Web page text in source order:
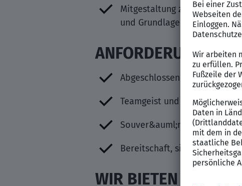
Mitgestaltung
und Grundlagen
ANFORDERUNGEN
Abgeschlossene Ausbildung
Teamgeist und
Souver&auml;nes und
Bereitschaft, sich breit
WIR BIETEN